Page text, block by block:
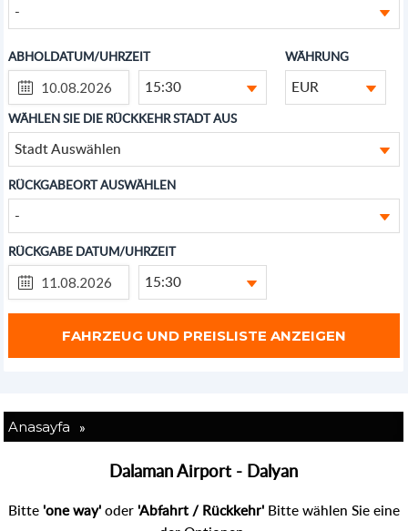
-
ABHOLDATUM/UHRZEIT
15:30
WÄHRUNG
EUR
WÄHLEN SIE DIE RÜCKKEHR STADT AUS
Stadt Auswählen
RÜCKGABEORT AUSWÄHLEN
-
RÜCKGABE DATUM/UHRZEIT
15:30
Anasayfa »
Dalaman Airport - Dalyan
Bitte 'one way'oder 'Abfahrt / Rückkehr'Bitte wählen Sie eine